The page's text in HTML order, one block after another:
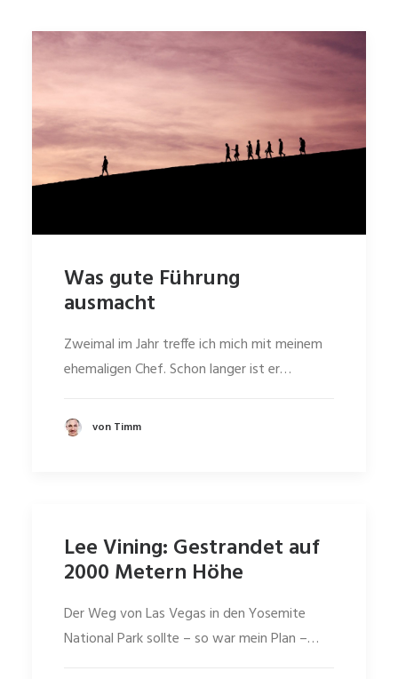
Was gute Führung
ausmacht
Zweimal im Jahr treffe ich mich mit meinem
ehemaligen Chef. Schon langer ist er…
von Timm
Lee Vining: Gestrandet auf
2000 Metern Höhe
Der Weg von Las Vegas in den Yosemite
National Park sollte – so war mein Plan –…